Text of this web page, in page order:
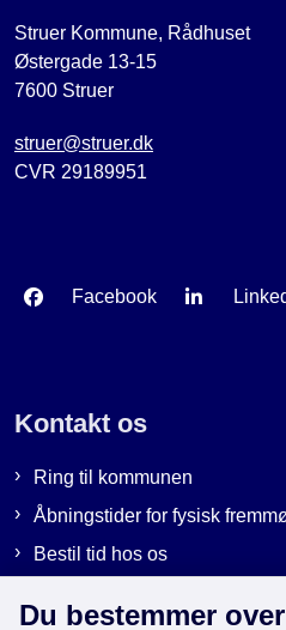
Struer Kommune, Rådhuset
Østergade 13-15
7600 Struer
struer@struer.dk
CVR 29189951
Facebook
Kontakt os
Ring til kommunen
Åbningstider for fysisk
Bestil tid hos os
Du bestemmer